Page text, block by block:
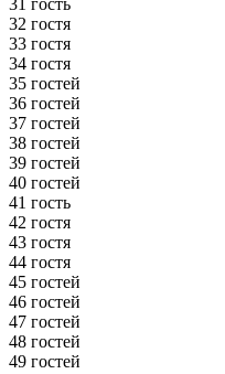
32 гостя
33 гостя
34 гостя
35 гостей
36 гостей
37 гостей
38 гостей
39 гостей
40 гостей
41 гость
42 гостя
43 гостя
44 гостя
45 гостей
46 гостей
47 гостей
48 гостей
49 гостей